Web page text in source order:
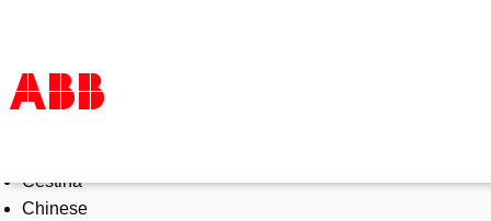
Products & Solutions
Industries
Čeština
Chinese